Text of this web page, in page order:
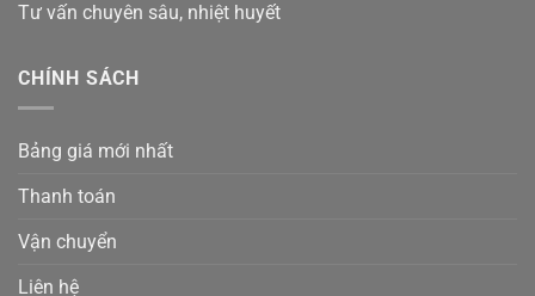
Tư vấn chuyên sâu, nhiệt huyết
CHÍNH SÁCH
Bảng giá mới nhất
Thanh toán
Vận chuyển
Liên hệ